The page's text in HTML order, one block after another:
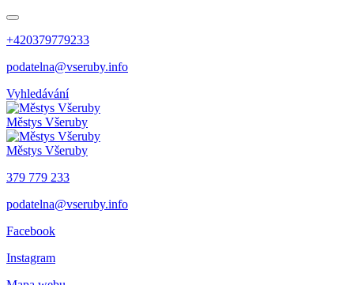
+420379779233
podatelna@vseruby.info
Vyhledávání
Městys Všeruby
Městys Všeruby
379 779 233
podatelna@vseruby.info
Facebook
Instagram